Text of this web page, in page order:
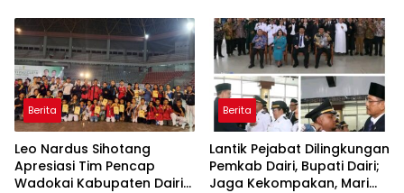
Lulus PPPK, Kacapdis
Rantau Prapat Jangan
Diam
Berita
Leo Nardus Sihotang
Apresiasi Tim Pencap
Wadokai Kabupaten Dairi
Berita
Lantik Pejabat Dilingkungan
Pemkab Dairi, Bupati Dairi;
Jaga Kekompakan, Mari